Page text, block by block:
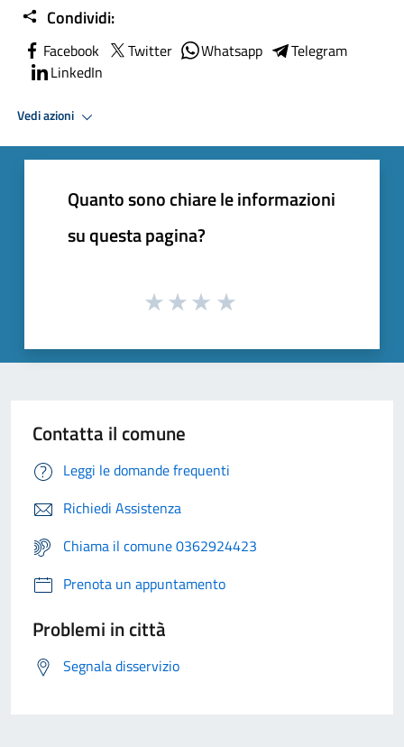
Condividi:
Facebook Twitter Whatsapp
Telegram
LinkedIn
Vedi azioni
Quanto sono chiare le informazioni
su questa pagina?
Contatta il comune
Leggi le domande frequenti
Richiedi Assistenza
Chiama il comune 0362924423
Prenota un appuntamento
Problemi in città
Segnala disservizio